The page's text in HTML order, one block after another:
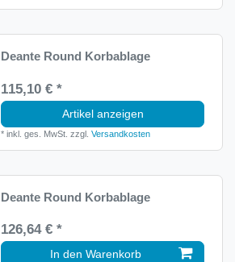
Deante Round Korbablage
115,10 € *
Artikel anzeigen
*inkl. ges. MwSt. zzgl.Versandkosten
Deante Round Korbablage
126,64 € *
In den Warenkorb